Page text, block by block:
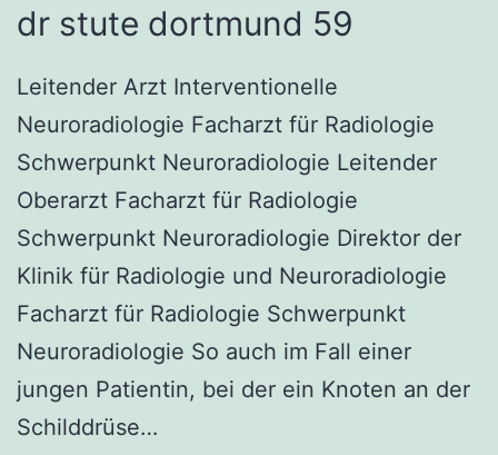
dr stute dortmund 59
Leitender Arzt Interventionelle
Neuroradiologie Facharzt für Radiologie
Schwerpunkt Neuroradiologie Leitender
Oberarzt Facharzt für Radiologie
Schwerpunkt Neuroradiologie Direktor der
Klinik für Radiologie und Neuroradiologie
Facharzt für Radiologie Schwerpunkt
Neuroradiologie So auch im Fall einer
jungen Patientin, bei der ein Knoten an der
Schilddrüse…